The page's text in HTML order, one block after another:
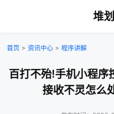
堆
首页 > 资讯中心 > 程序讲解
百打不殆!手机小程序
接收不灵怎么